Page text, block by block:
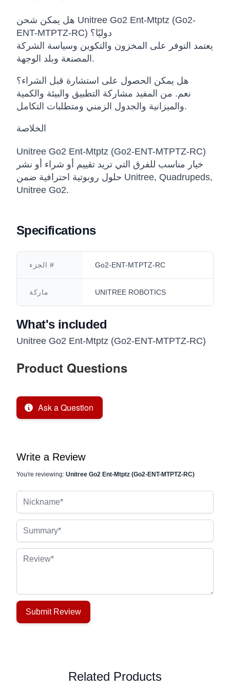
هل يمكن شحن Unitree Go2 Ent-Mtptz (Go2-
ENT-MTPTZ-RC) دوليًا؟
يعتمد التوفر على المخزون والتكوين وسياسة الشركة
المصنعة وبلد الوجهة.
هل يمكن الحصول على استشارة قبل الشراء؟
نعم. من المفيد مشاركة التطبيق والبيئة والكمية
والميزانية والجدول الزمني ومتطلبات التكامل.
الخلاصة
Unitree Go2 Ent-Mtptz (Go2-ENT-MTPTZ-RC)
خيار مناسب للفرق التي تريد تقييم أو شراء أو نشر
حلول روبوتية احترافية ضمن Unitree, Quadrupeds,
Unitree Go2.
Specifications
الجزء # Go2-ENT-MTPTZ-RC
ماركة UNITREE ROBOTICS
What's included
Unitree Go2 Ent-Mtptz (Go2-ENT-MTPTZ-RC)
Product Questions
Ask a Question
Write a Review
You're reviewing: Unitree Go2 Ent-Mtptz (Go2-ENT-MTPTZ-RC)
Review
Submit Review
Related Products